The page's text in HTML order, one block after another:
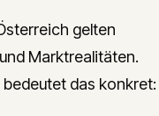
gelten
Marktrealitäten.
bedeutet das konkret: